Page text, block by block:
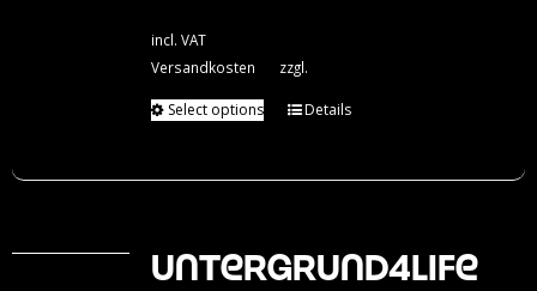
incl. VAT
zzgl.
Versandkosten
Select options Details
Untergrund4Life